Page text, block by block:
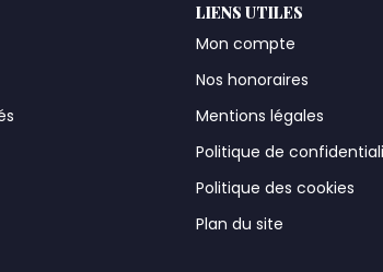
LIENS UTILES
Mon compte
Nos honoraires
Mentions légales
Politique de
Politique des cookies
Plan du site